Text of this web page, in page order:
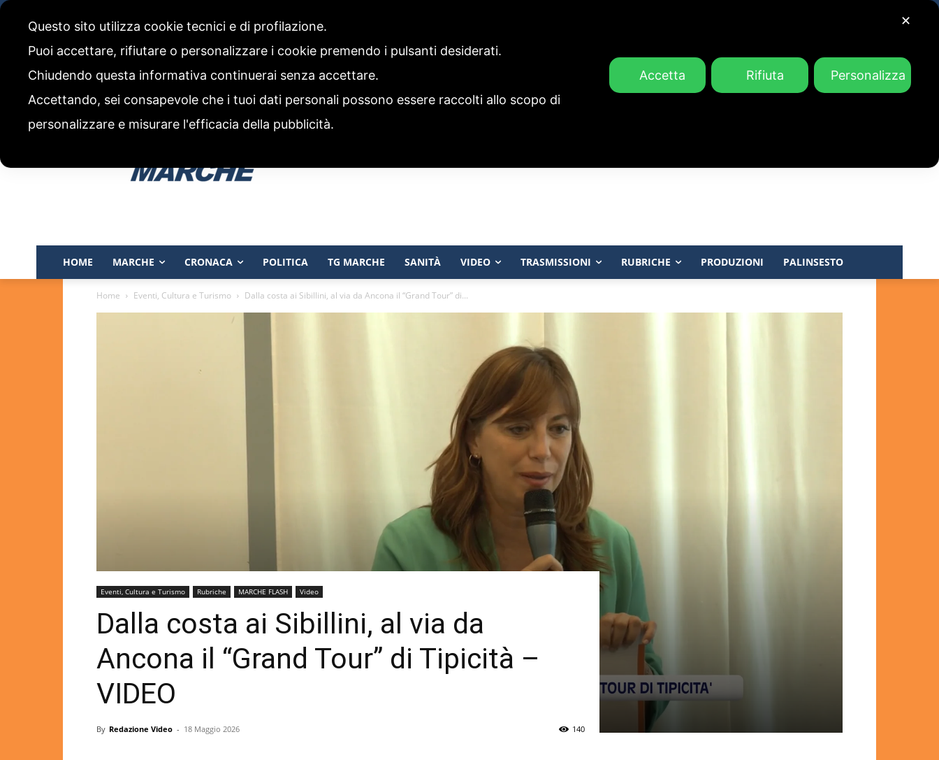
CODICE ETICO E POLITICA EDITORIALE
HOME MARCHE CRONACA POLITICA TG MARCHE SANITÀ VIDEO TRASMISSIONI RUBRICHE PRODUZIONI PALINSESTO
Home Eventi, Cultura e Turismo Dalla costa ai Sibillini, al via da Ancona il “Grand Tour” di...
Eventi, Cultura e Turismo Rubriche MARCHE FLASH Video
Dalla costa ai Sibillini, al via da
Ancona il “Grand Tour” di Tipicità –
VIDEO
By Redazione Video - 18 Maggio 2026 140
✕
Questo sito utilizza cookie tecnici e di profilazione.
Puoi accettare, rifiutare o personalizzare i cookie premendo i pulsanti desiderati.
Chiudendo questa informativa continuerai senza accettare.
Accettando, sei consapevole che i tuoi dati personali possono essere raccolti allo scopo di
personalizzare e misurare l'efficacia della pubblicità.
Accetta Rifiuta Personalizza